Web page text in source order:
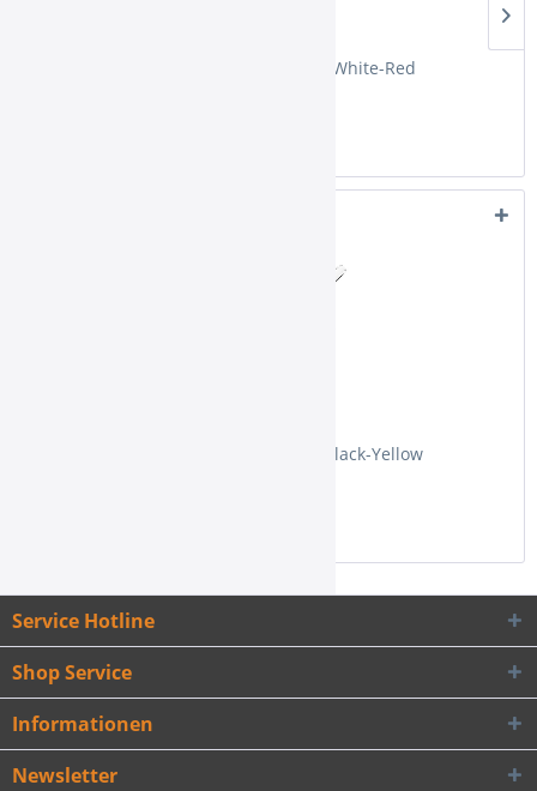
Kaya Mundstück-Set Lolly White-Red
Kaya Mundstück-Set Lolly Black-Yellow
Service Hotline
Shop Service
Informationen
Newsletter